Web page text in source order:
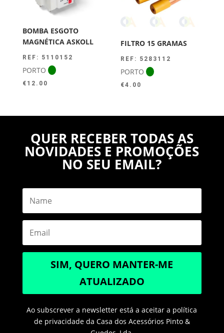
BOMBA ESGOTO
MAGNÉTICA ASKOLL
REF: 5110152
PORTO
€ 12.00
FILTRO 15 GRAMAS
REF: 5283112
PORTO
€4.00
QUER RECEBER TODAS AS
NOVIDADES E PROMOÇÕES
NO SEU EMAIL?
SIM, QUERO MANTER-ME
ATUALIZADO
Ao subscrever a newsletter está a aceitar a política
de privacidade da Casa dos Acessórios Pinto &